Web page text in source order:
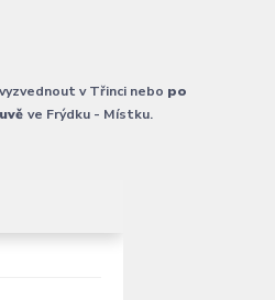
v Třinci nebo po
ve Frýdku - Místku.